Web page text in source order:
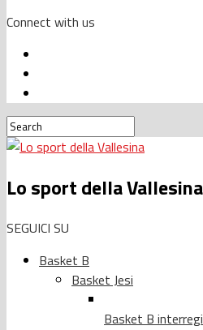
Connect with us
Lo sport della Vallesina
SEGUICI SU
Basket B
Basket Jesi
Basket B